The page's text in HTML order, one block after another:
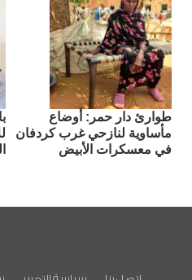
طوارئ دار حمر: أوضاع
مأساوية لنازحي غرب كردفان
في معسكرات الأبيض